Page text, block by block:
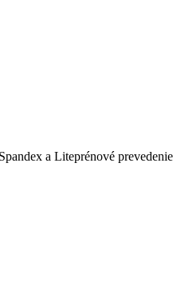
a Liteprénové